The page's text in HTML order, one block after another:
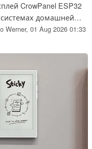
CrowPanel ESP32
домашней
а также
Werner, 01 Aug 2026 01:33